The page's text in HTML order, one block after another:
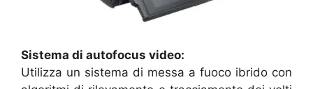
Sistema di autofocus video:
Utilizza un sistema di messa a fuoco ibrido con